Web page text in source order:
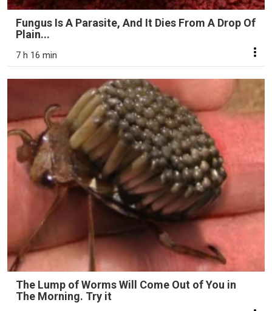
Fungus Is A Parasite, And It Dies From A Drop Of
Plain...
7 h 16 min
The Lump of Worms Will Come Out of You in
The Morning. Try it